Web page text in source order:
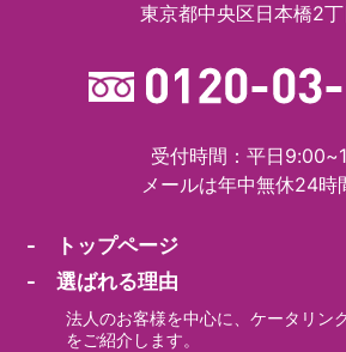
東京都中央区日本橋2
受付時間：平日
メールは年中無休24時
- トップページ
- 選ばれる理由
法人のお客様を中心に、ケータリン
をご紹介します。